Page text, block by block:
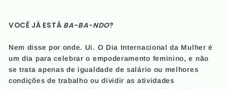
VOCÊ JÁ ESTÁ BA-BA-NDO?
Nem disse por onde. Ui. O Dia Internacional da Mulher é
um dia para celebrar o empoderamento feminino, e não
se trata apenas de igualdade de salário ou melhores
condições de trabalho ou dividir as atividades